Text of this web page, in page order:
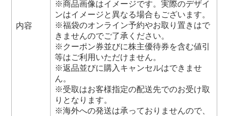
内容
※商品画像はイメージです。実際のデザイ
ンはイメージと異なる場合もございます。
※福袋のオンライン予約やお取り置きはで
きませんのでご了承ください。
※クーポン券並びに株主優待券を含む値引
等はご利用いただけません。
※返品並びに購入キャンセルはできませ
ん。
※受取はお客様指定の配送先でのお受け取
りとなります。
※海外への発送は承っておりませんので、